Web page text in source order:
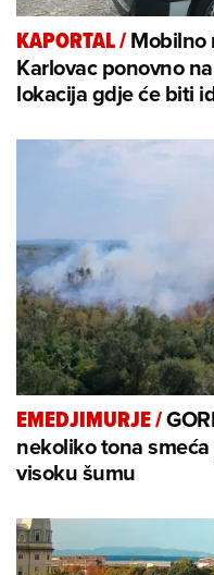
KAPORTAL/Mobilno
Karlovac ponovno
lokacija gdje će biti
EMEDJIMURJE/
nekoliko tona
visoku šumu